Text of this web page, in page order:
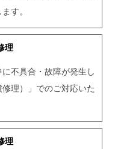
す。
理
不具合・故障が発生し
理）」でのご対応いた
理